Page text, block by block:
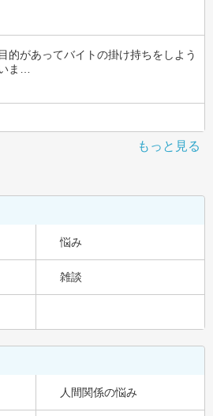
的があってバイトの掛け持ちをしよう
ま…
もっと見る
悩み
雑談
人間関係の悩み